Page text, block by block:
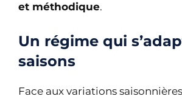
et méthodique.
Un régime qui
saisons
Face aux variations